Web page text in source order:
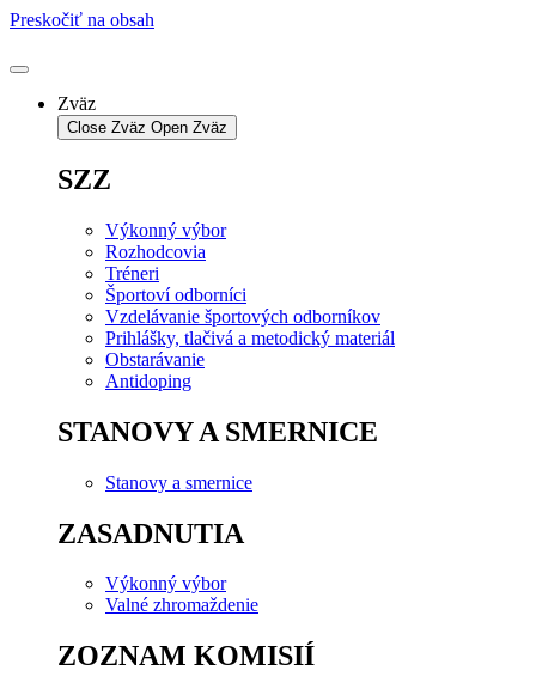
Preskočiť na obsah
Zväz
Close Zväz Open Zväz
SZZ
Výkonný výbor
Rozhodcovia
Tréneri
Športoví odborníci
Vzdelávanie športových odborníkov
Prihlášky, tlačivá a metodický materiál
Obstarávanie
Antidoping
STANOVY A SMERNICE
Stanovy a smernice
ZASADNUTIA
Výkonný výbor
Valné zhromaždenie
ZOZNAM KOMISIÍ